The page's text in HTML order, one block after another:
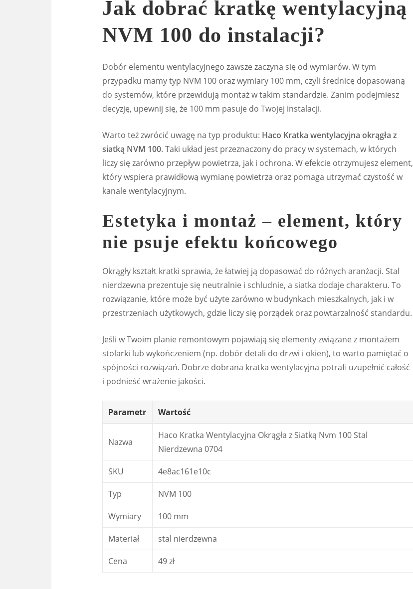
Jak dobrać kratkę wentylacyjną
NVM 100 do instalacji?
Dobór elementu wentylacyjnego zawsze zaczyna się od wymiarów. W tym
przypadku mamy typ NVM 100 oraz wymiary 100 mm, czyli średnicę dopasowaną
do systemów, które przewidują montaż w takim standardzie. Zanim podejmiesz
decyzję, upewnij się, że 100 mm pasuje do Twojej instalacji.
Warto też zwrócić uwagę na typ produktu: Haco Kratka wentylacyjna okrągła z
siatką NVM 100. Taki układ jest przeznaczony do pracy w systemach, w których
liczy się zarówno przepływ powietrza, jak i ochrona. W efekcie otrzymujesz element,
który wspiera prawidłową wymianę powietrza oraz pomaga utrzymać czystość w
kanale wentylacyjnym.
Estetyka i montaż – element, który
nie psuje efektu końcowego
Okrągły kształt kratki sprawia, że łatwiej ją dopasować do różnych aranżacji. Stal
nierdzewna prezentuje się neutralnie i schludnie, a siatka dodaje charakteru. To
rozwiązanie, które może być użyte zarówno w budynkach mieszkalnych, jak i w
przestrzeniach użytkowych, gdzie liczy się porządek oraz powtarzalność standardu.
Jeśli w Twoim planie remontowym pojawiają się elementy związane z montażem
stolarki lub wykończeniem (np. dobór detali do drzwi i okien), to warto pamiętać o
spójności rozwiązań. Dobrze dobrana kratka wentylacyjna potrafi uzupełnić całość
i podnieść wrażenie jakości.
Parametr Wartość
Nazwa
Haco Kratka Wentylacyjna Okrągła z Siatką Nvm 100 Stal
Nierdzewna 0704
SKU 4e8ac161e10c
Typ NVM 100
Wymiary 100 mm
Materiał stal nierdzewna
Cena 49 zł